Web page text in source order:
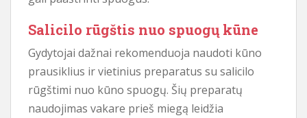
Salicilo rūgštis nuo spuogų kūne
Gydytojai dažnai rekomenduoja naudoti kūno
prausiklius ir vietinius preparatus su salicilo
rūgštimi nuo kūno spuogų. Šių preparatų
naudojimas vakare prieš miegą leidžia